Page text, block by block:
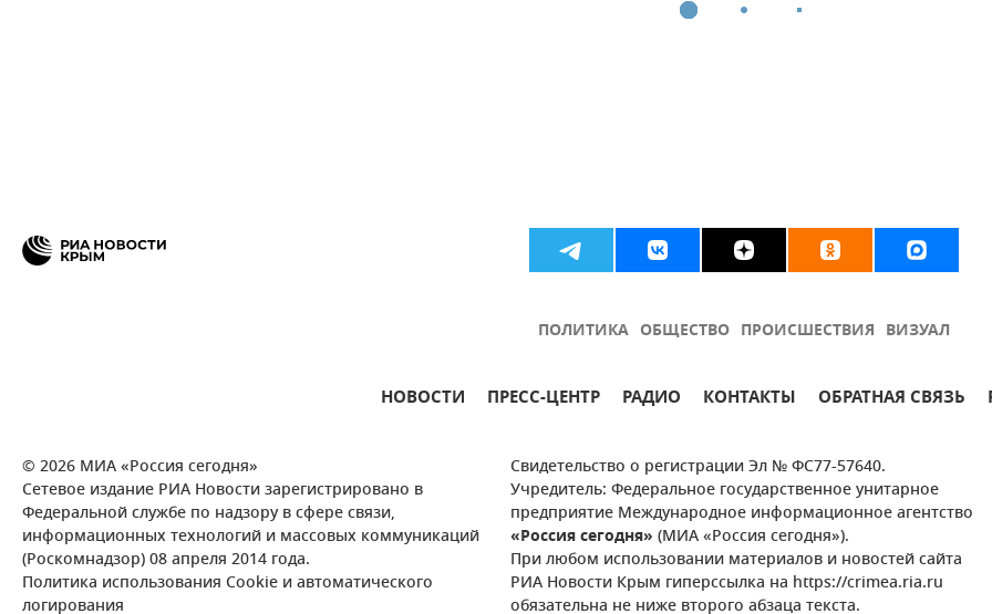
ПОЛИТИКА ОБЩЕСТВО ПРОИСШЕСТВИЯ ВИЗУАЛ
НОВОСТИ ПРЕСС-ЦЕНТР РАДИО КОНТАКТЫ ОБРАТНАЯ СВЯЗЬ
© 2026 МИА «Россия сегодня»
Сетевое издание РИА Новости зарегистрировано в
Федеральной службе по надзору в сфере связи,
информационных технологий и массовых коммуникаций
(Роскомнадзор) 08 апреля 2014 года.
Политика использования Cookie и автоматического
логирования
Свидетельство о регистрации Эл № ФС77-57640.
Учредитель: Федеральное государственное унитарное
предприятие Международное информационное агентство
«Россия сегодня» (МИА «Россия сегодня»).
При любом использовании материалов и новостей сайта
РИА Новости Крым гиперссылка на https://crimea.ria.ru
обязательна не ниже второго абзаца текста.